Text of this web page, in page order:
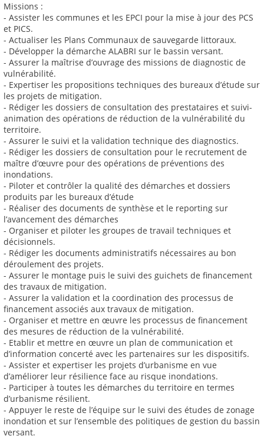
Missions :
- Assister les communes et les EPCI pour la mise à jour des PCS
et PICS.
- Actualiser les Plans Communaux de sauvegarde littoraux.
- Développer la démarche ALABRI sur le bassin versant.
- Assurer la maîtrise d’ouvrage des missions de diagnostic de
vulnérabilité.
- Expertiser les propositions techniques des bureaux d’étude sur
les projets de mitigation.
- Rédiger les dossiers de consultation des prestataires et suivi-
animation des opérations de réduction de la vulnérabilité du
territoire.
- Assurer le suivi et la validation technique des diagnostics.
- Rédiger les dossiers de consultation pour le recrutement de
maître d’œuvre pour des opérations de préventions des
inondations.
- Piloter et contrôler la qualité des démarches et dossiers
produits par les bureaux d’étude
- Réaliser des documents de synthèse et le reporting sur
l’avancement des démarches
- Organiser et piloter les groupes de travail techniques et
décisionnels.
- Rédiger les documents administratifs nécessaires au bon
déroulement des projets.
- Assurer le montage puis le suivi des guichets de financement
des travaux de mitigation.
- Assurer la validation et la coordination des processus de
financement associés aux travaux de mitigation.
- Organiser et mettre en œuvre les processus de financement
des mesures de réduction de la vulnérabilité.
- Etablir et mettre en œuvre un plan de communication et
d’information concerté avec les partenaires sur les dispositifs.
- Assister et expertiser les projets d’urbanisme en vue
d’améliorer leur résilience face au risque inondations.
- Participer à toutes les démarches du territoire en termes
d’urbanisme résilient.
- Appuyer le reste de l’équipe sur le suivi des études de zonage
inondation et sur l’ensemble des politiques de gestion du bassin
versant.